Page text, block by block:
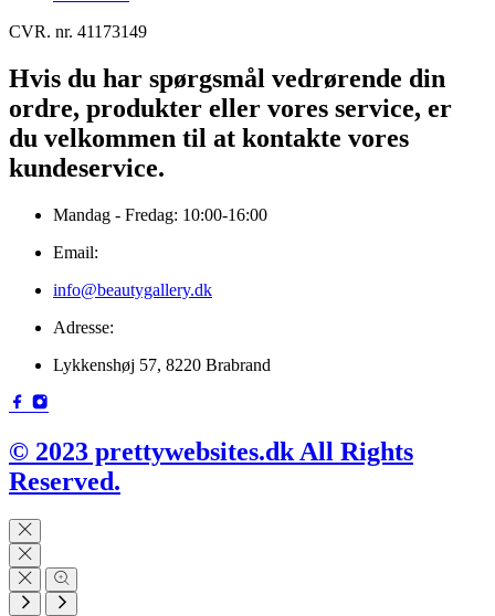
CVR. nr. 41173149
Hvis du har spørgsmål vedrørende din
ordre, produkter eller vores service, er
du velkommen til at kontakte vores
kundeservice.
Mandag - Fredag: 10:00-16:00
Email:
info@beautygallery.dk
Adresse:
Lykkenshøj 57, 8220 Brabrand
© 2023 prettywebsites.dk All Rights
Reserved.